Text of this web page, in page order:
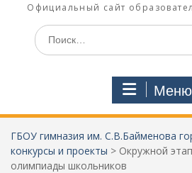
Официальный сайт
Поиск
по:
Меню
ГБОУ гимназия им. С.В.Байменова
конкурсы и проекты > Окружной
олимпиады школьников